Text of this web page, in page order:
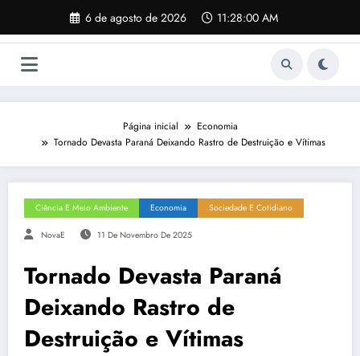
o
6 de agosto de 2026 11:28:01 AM
Página inicial
Economia
Tornado Devasta Paraná Deixando Rastro de Destruição e Vítimas
Ciência E Meio Ambiente Economia Sociedade E Cotidiano
NovaE 11 De Novembro De 2025
Tornado Devasta Paraná
Deixando Rastro de
Destruição e Vítimas